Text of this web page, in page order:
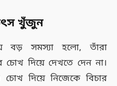
খুঁজুন
বড় সমস্যা হলো, তাঁরা
দিয়ে দেখতে দেন না।
দিয়ে নিজেকে বিচার